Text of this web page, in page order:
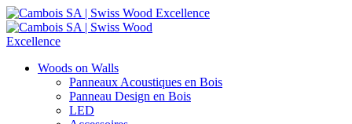
Woods on Walls
Panneaux Acoustiques en Bois
Panneau Design en Bois
LED